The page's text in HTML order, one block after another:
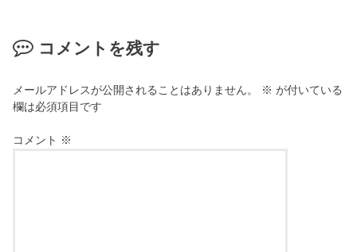
コメントを残す
メールアドレスが公開されることはありません。 ※ が付いている
欄は必須項目です
コメント ※